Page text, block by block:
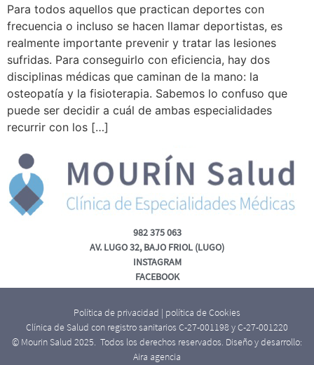
Para todos aquellos que practican deportes con
frecuencia o incluso se hacen llamar deportistas, es
realmente importante prevenir y tratar las lesiones
sufridas. Para conseguirlo con eficiencia, hay dos
disciplinas médicas que caminan de la mano: la
osteopatía y la fisioterapia. Sabemos lo confuso que
puede ser decidir a cuál de ambas especialidades
recurrir con los […]
982 375 063
AV. LUGO 32, BAJO FRIOL (LUGO)
INSTAGRAM
FACEBOOK
Política de privacidad | política de Cookies
Clínica de Salud con registro sanitarios C-27-001198 y C-27-001220
© Mourin Salud 2025. Todos los derechos reservados. Diseño y desarrollo:
Aira agencia